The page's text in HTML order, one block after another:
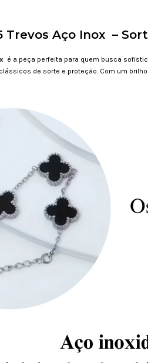
Trevos Aço Inox –
é a peça perfeita para quem busca
de sorte e proteção. Com um